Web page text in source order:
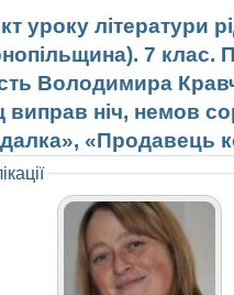
уроку літератури
7 клас.
Володимира
ніч, немов
«Продавець